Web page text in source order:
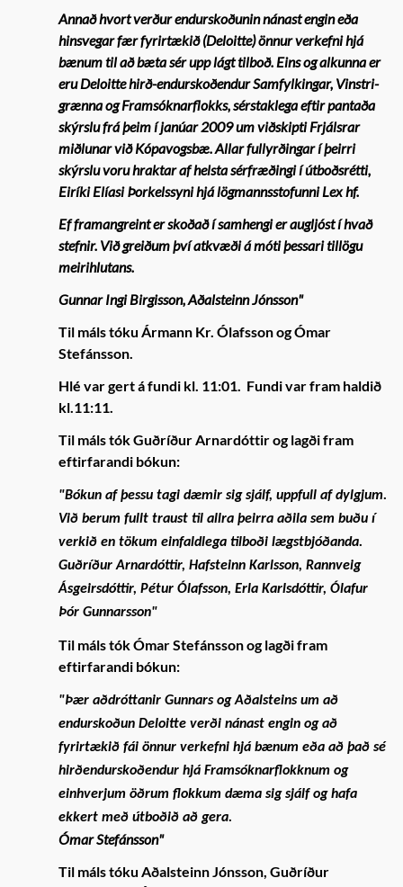
Annað hvort verður endurskoðunin nánast engin eða
hinsvegar fær fyrirtækið (Deloitte) önnur verkefni hjá
bænum til að bæta sér upp lágt tilboð. Eins og alkunna er
eru Deloitte hirð-endurskoðendur Samfylkingar, Vinstri-
grænna og Framsóknarflokks, sérstaklega eftir pantaða
skýrslu frá þeim í janúar 2009 um viðskipti Frjálsrar
miðlunar við Kópavogsbæ. Allar fullyrðingar í þeirri
skýrslu voru hraktar af helsta sérfræðingi í útboðsrétti,
Eiríki Elíasi Þorkelssyni hjá lögmannsstofunni Lex hf.
Ef framangreint er skoðað í samhengi er augljóst í hvað
stefnir. Við greiðum því atkvæði á móti þessari tillögu
meirihlutans.
Gunnar Ingi Birgisson, Aðalsteinn Jónsson"
Til máls tóku Ármann Kr. Ólafsson og Ómar
Stefánsson.
Hlé var gert á fundi kl. 11:01. Fundi var fram haldið
kl.11:11.
Til máls tók Guðríður Arnardóttir og lagði fram
eftirfarandi bókun:
"Bókun af þessu tagi dæmir sig sjálf, uppfull af dylgjum.
Við berum fullt traust til allra þeirra aðila sem buðu í
verkið en tökum einfaldlega tilboði lægstbjóðanda.
Guðríður Arnardóttir, Hafsteinn Karlsson, Rannveig
Ásgeirsdóttir, Pétur Ólafsson, Erla Karlsdóttir, Ólafur
Þór Gunnarsson"
Til máls tók Ómar Stefánsson og lagði fram
eftirfarandi bókun:
"Þær aðdróttanir Gunnars og Aðalsteins um að
endurskoðun Deloitte verði nánast engin og að
fyrirtækið fái önnur verkefni hjá bænum eða að það sé
hirðendurskoðendur hjá Framsóknarflokknum og
einhverjum öðrum flokkum dæma sig sjálf og hafa
ekkert með útboðið að gera.
Ómar Stefánsson"
Til máls tóku Aðalsteinn Jónsson, Guðríður